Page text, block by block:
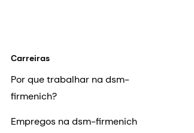
Carreiras
Por que trabalhar na dsm-
firmenich?
Empregos na dsm-firmenich